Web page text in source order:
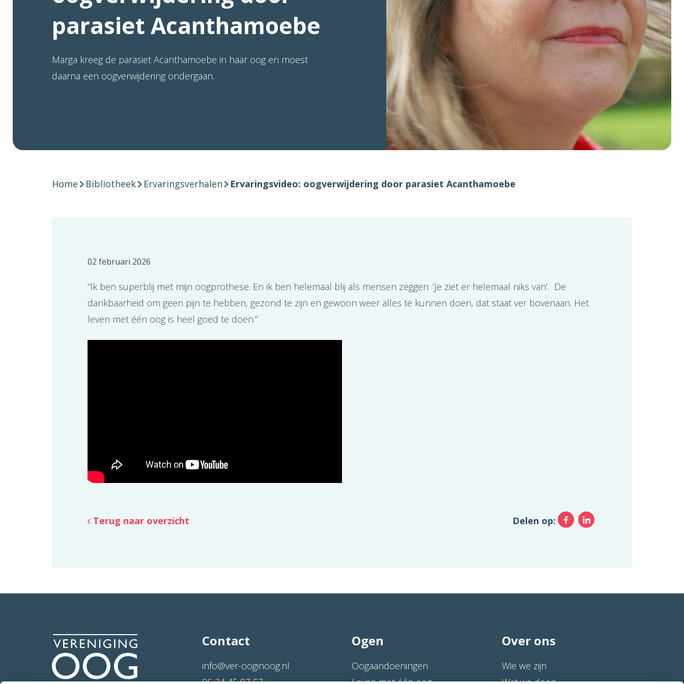
parasiet Acanthamoebe
Marga kreeg de parasiet Acanthamoebe in haar oog en moest
daarna een oogverwijdering ondergaan.
Home Bibliotheek Ervaringsverhalen Ervaringsvideo: oogverwijdering door parasiet Acanthamoebe
02 februari 2026
“Ik ben superblij met mijn oogprothese. En ik ben helemaal blij als mensen zeggen: ‘Je ziet er helemaal niks van’. De
dankbaarheid om geen pijn te hebben, gezond te zijn en gewoon weer alles te kunnen doen, dat staat ver bovenaan. Het
leven met één oog is heel goed te doen.”
Terug naar overzicht Delen op: Facebook
Contact
info@ver-ooginoog.nl
Ogen
Oogaandoeningen
Over ons
Wie we zijn